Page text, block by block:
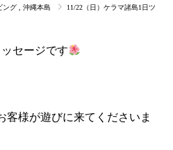
ング 沖縄本島
11/22（日）ケラマ諸島1日ツ
セージです
客様が遊びに来てくださいま